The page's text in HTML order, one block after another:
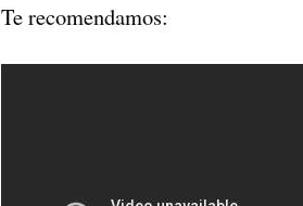
Te recomendamos: